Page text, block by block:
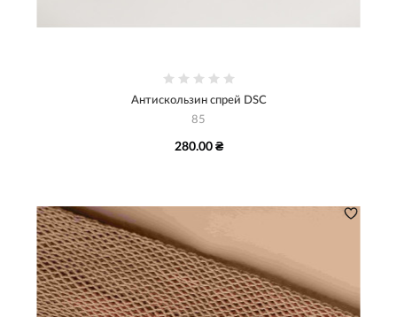
Антискользин спрей DSC
85
280.00 ₴